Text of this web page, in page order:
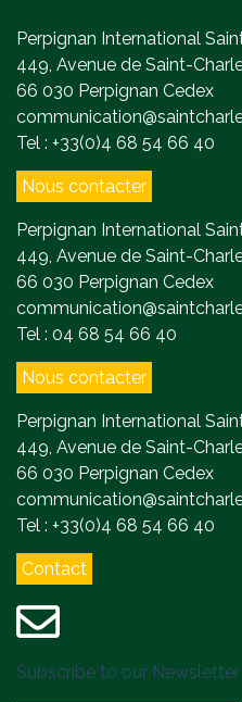
Perpignan International
449, Avenue de Saint-
66 030 Perpignan Cedex
Tel : +33(0)4 68 54 66 40
Nous contacter
Perpignan International
449, Avenue de Saint-
66 030 Perpignan Cedex
Tel : 04 68 54 66 40
Nous contacter
Perpignan International
449, Avenue de Saint-
66 030 Perpignan Cedex
Tel : +33(0)4 68 54 66 40
Contact
Subscribe to our Newsletter